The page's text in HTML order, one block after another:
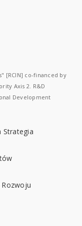
[RCIN] co-financed by
Axis 2. R&D
Development